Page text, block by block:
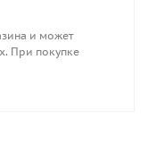
и может
При покупке